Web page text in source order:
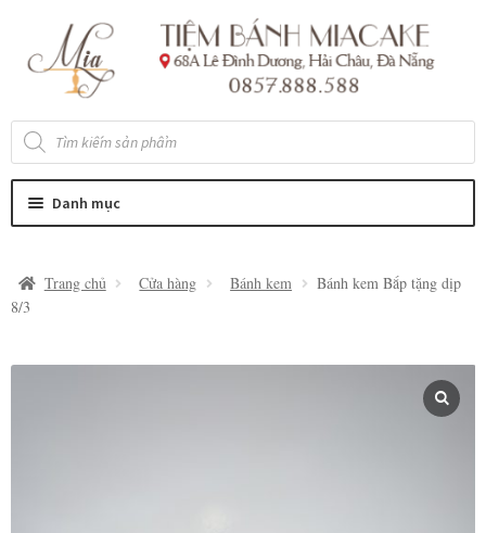
đến
Điều
đến
nội
Tìm
kiếm
sản
Danh mục
Trang chủ Cửa hàng Bánh kem
Bánh kem Bắp tặng dịp
8/3